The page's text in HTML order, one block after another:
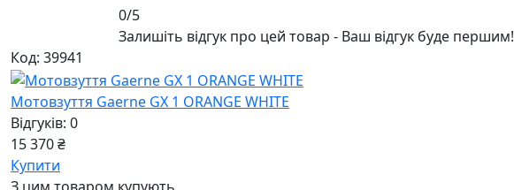
0/5
Залишіть відгук про цей товар - Ваш відгук буде першим!
Код: 39941
Мотовзуття Gaerne GX 1 ORANGE WHITE
Відгуків: 0
15 370 ₴
Купити